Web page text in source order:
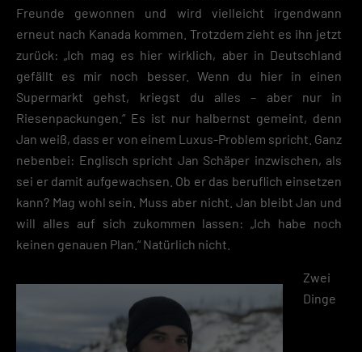
Freunde gewonnen und wird vielleicht irgendwann
erneut nach Kanada kommen. Trotzdem zieht es ihn jetzt
zurück: „Ich mag es hier wirklich, aber in Deutschland
gefällt es mir noch besser. Wenn du hier in einen
Supermarkt gehst, kriegst du alles – aber nur in
Riesenpackungen.“ Es ist nur halbernst gemeint, denn
Jan weiß, dass er von einem Luxus-Problem spricht. Ganz
nebenbei: Englisch spricht Jan Schäper inzwischen, als
sei er damit aufgewachsen. Ob er das beruflich einsetzen
kann? Mag wohl sein. Muss aber nicht. Jan bleibt Jan und
will alles auf sich zukommen lassen: „Ich habe noch
keinen genauen Plan.“ Natürlich nicht.
Zwei
Dinge